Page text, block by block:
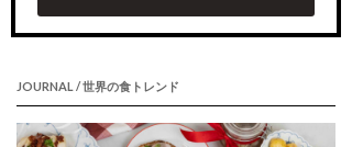
JOURNAL / 世界の食トレンド